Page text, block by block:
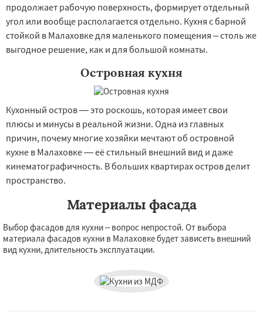
продолжает рабочую поверхность, формирует отдельный
угол или вообще располагается отдельно. Кухня с барной
стойкой в Малаховке для маленького помещения – столь же
выгодное решение, как и для большой комнаты.
Островная кухня
Кухонный остров — это роскошь, которая имеет свои
плюсы и минусы в реальной жизни. Одна из главных
причин, почему многие хозяйки мечтают об островной
кухне в Малаховке — её стильный внешний вид и даже
кинематографичность. В больших квартирах остров делит
пространство.
Материалы фасада
Выбор фасадов для кухни – вопрос непростой. От выбора
материала фасадов кухни в Малаховке будет зависеть внешний
вид кухни, длительность эксплуатации.